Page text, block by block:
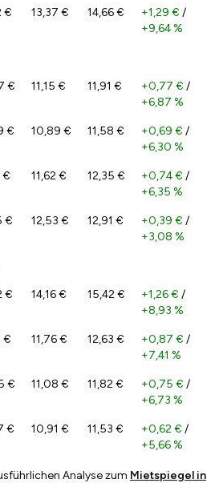
€ 13,37 € 14,66 € +1,29 € /
+9,64 %
€ 11,15 € 11,91 € +0,77 € /
+6,87 %
€ 10,89 € 11,58 € +0,69 € /
+6,30 %
€ 11,62 € 12,35 € +0,74 € /
+6,35 %
€ 12,53 € 12,91 € +0,39 € /
+3,08 %
€ 14,16 € 15,42 € +1,26 € /
+8,93 %
€ 11,76 € 12,63 € +0,87 € /
+7,41 %
€ 11,08 € 11,82 € +0,75 € /
+6,73 %
€ 10,91 € 11,53 € +0,62 € /
+5,66 %
Analyse zum Mietspiegel in